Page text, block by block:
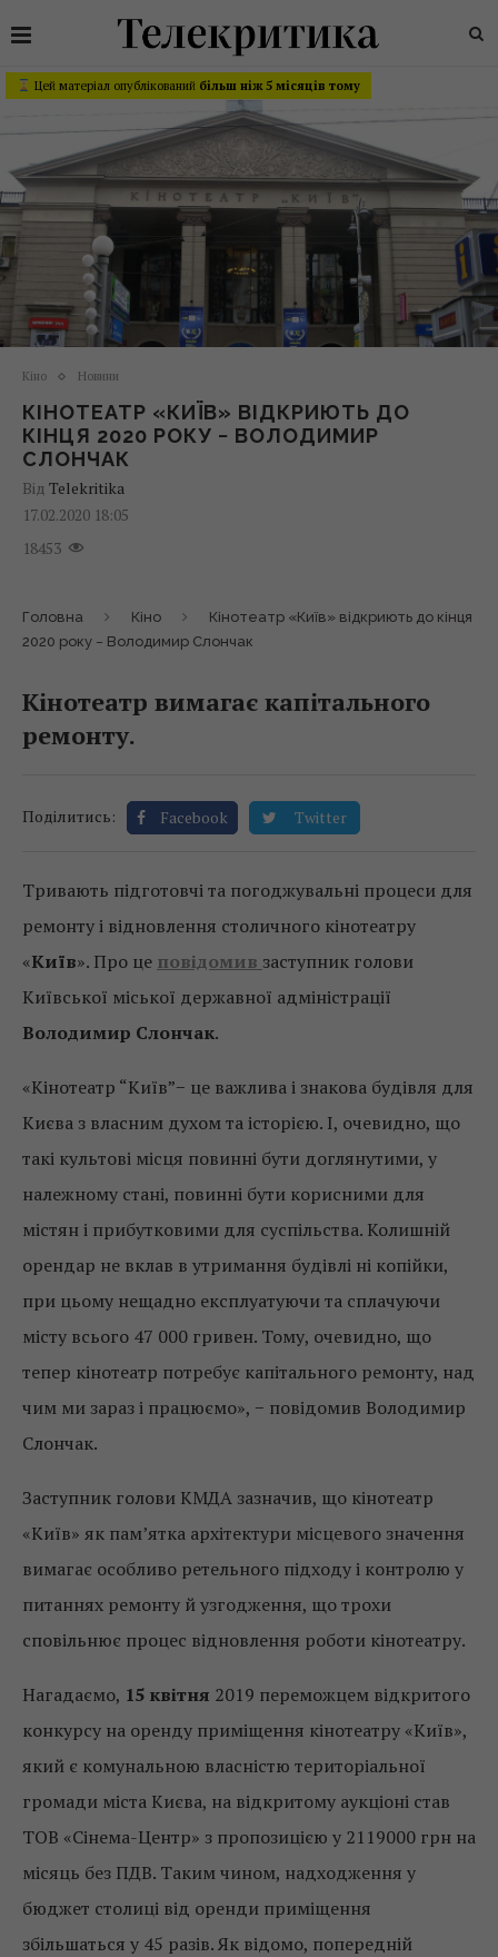
Цей матеріал опублікований більш ніж 5 місяців тому
Кіно Новини
КІНОТЕАТР «КИЇВ» ВІДКРИЮТЬ ДО
КІНЦЯ 2020 РОКУ − ВОЛОДИМИР
СЛОНЧАК
Від Telekritika
17.02.2020 18:05
18453
Головна Кіно
Кінотеатр «Київ» відкриють до кінця
2020 року − Володимир Слончак
Кінотеатр вимагає капітального
ремонту.
Поділитись: Facebook Twitter
Тривають підготовчі та погоджувальні процеси для
ремонту і відновлення столичного кінотеатру
«Київ». Про це повідомив заступник голови
Київської міської державної адміністрації
Володимир Слончак.
«Кінотеатр “Київ”− це важлива і знакова будівля для
Києва з власним духом та історією. І, очевидно, що
такі культові місця повинні бути доглянутими, у
належному стані, повинні бути корисними для
містян і прибутковими для суспільства. Колишній
орендар не вклав в утримання будівлі ні копійки,
при цьому нещадно експлуатуючи та сплачуючи
місту всього 47 000 гривен. Тому, очевидно, що
тепер кінотеатр потребує капітального ремонту, над
чим ми зараз і працюємо», − повідомив Володимир
Слончак.
Заступник голови КМДА зазначив, що кінотеатр
«Київ» як пам’ятка архітектури місцевого значення
вимагає особливо ретельного підходу і контролю у
питаннях ремонту й узгодження, що трохи
сповільнює процес відновлення роботи кінотеатру.
Нагадаємо, 15 квітня 2019 переможцем відкритого
конкурсу на оренду приміщення кінотеатру «Київ»,
який є комунальною власністю територіальної
громади міста Києва, на відкритому аукціоні став
ТОВ «Сінема-Центр» з пропозицією у 2119000 грн на
місяць без ПДВ. Таким чином, надходження у
бюджет столиці від оренди приміщення
збільшаться у 45 разів. Як відомо, попередній